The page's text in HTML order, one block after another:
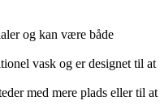
og kan være både
vask og er designet til at
med mere plads eller til at